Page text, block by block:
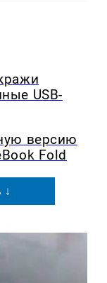
USB-
версию
Fold
↓